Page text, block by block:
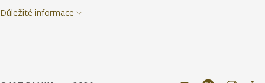
Důležité informace